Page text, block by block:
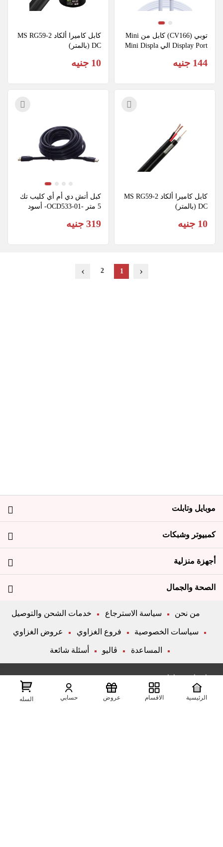
Display Port الي Mini Displa
144 جنيه
كابل كاميرا ألكاد MS RG59-2
DC (بالمتر)
10 جنيه
كابل كاميرا ألكاد MS RG59-2
DC (بالمتر)
10 جنيه
5 متر -OCD533-01- أسود
319 جنيه
‹
1
2
›
موبايل وتابلت
كمبيوتر وشبكات
أجهزة منزلية
الصحة والجمال
من نحن سياسة الاسترجاع خدمات الشحن والتوصيل
سياسات الخصوصية فروع الغزاوي عروض الغزاوي
المساعدة ڤاليو أسئلة شائعة
تواصل معانا
شارع المكاتب, الزقازيق , الشرقية, مصر عرض علي الخريطه الرئيسية الاقسام عروض حسابي السله